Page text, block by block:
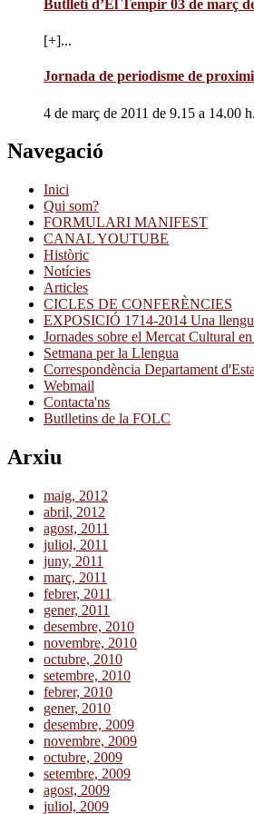
Butlletí d’El Tempir 03 de març de
[+]...
Jornada de periodisme de
4 de març de 2011 de 9.15 a
Navegació
Inici
Qui som?
FORMULARI MANIFEST
CANAL YOUTUBE
Històric
Notícies
Articles
CICLES DE CONFERÈNCIES
EXPOSICIÓ 1714-2014 Una
Jornades sobre el Mercat Cultural
Setmana per la Llengua
Correspondència Departament
Webmail
Contacta'ns
Butlletins de la FOLC
Arxiu
maig, 2012
abril, 2012
agost, 2011
juliol, 2011
juny, 2011
març, 2011
febrer, 2011
gener, 2011
desembre, 2010
novembre, 2010
octubre, 2010
setembre, 2010
febrer, 2010
gener, 2010
desembre, 2009
novembre, 2009
octubre, 2009
setembre, 2009
agost, 2009
juliol, 2009